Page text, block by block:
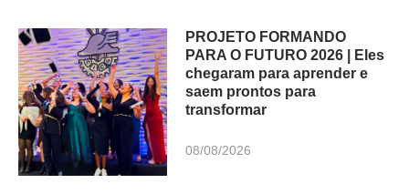
PROJETO FORMANDO
PARA O FUTURO 2026 | Eles
chegaram para aprender e
saem prontos para
transformar
08/08/2026